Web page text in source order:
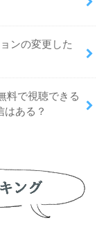
ンの変更した
料で視聴できる
はある？